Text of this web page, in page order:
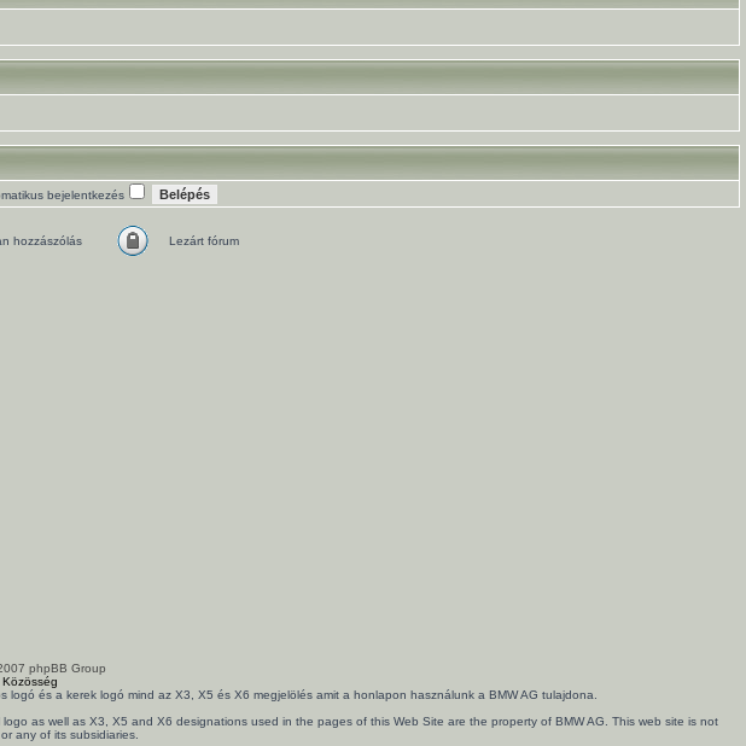
bejelentkezés
hozzászólás Lezárt fórum
phpBB Group
és a kerek logó mind az X3, X5 és X6 megjelölés amit a honlapon használunk a BMW AG tulajdona.
as well as X3, X5 and X6 designations used in the pages of this Web Site are the property of BMW AG. This web site is not
any of its subsidiaries.